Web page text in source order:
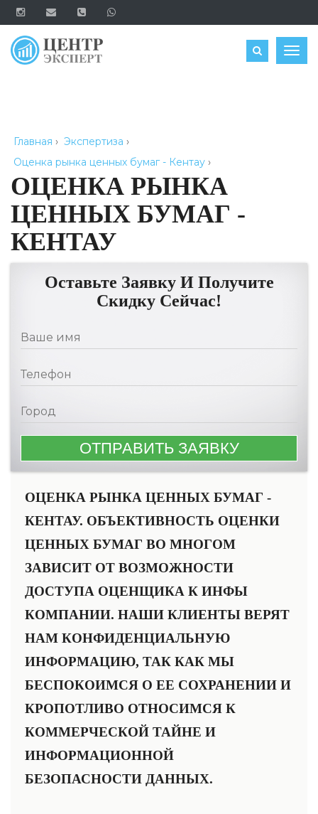
ОЦЕНИТЬ
Главная › Экспертиза ›
Оценка рынка ценных бумаг - Кентау ›
ОЦЕНКА РЫНКА
ЦЕННЫХ БУМАГ -
КЕНТАУ
Оставьте Заявку И Получите
Скидку Сейчас!
ОЦЕНКА РЫНКА ЦЕННЫХ БУМАГ -
КЕНТАУ. ОБЪЕКТИВНОСТЬ ОЦЕНКИ
ЦЕННЫХ БУМАГ ВО МНОГОМ
ЗАВИСИТ ОТ ВОЗМОЖНОСТИ
ДОСТУПА ОЦЕНЩИКА К ИНФЫ
КОМПАНИИ. НАШИ КЛИЕНТЫ ВЕРЯТ
НАМ КОНФИДЕНЦИАЛЬНУЮ
ИНФОРМАЦИЮ, ТАК КАК МЫ
БЕСПОКОИМСЯ О ЕЕ СОХРАНЕНИИ И
КРОПОТЛИВО ОТНОСИМСЯ К
КОММЕРЧЕСКОЙ ТАЙНЕ И
ИНФОРМАЦИОННОЙ
БЕЗОПАСНОСТИ ДАННЫХ.